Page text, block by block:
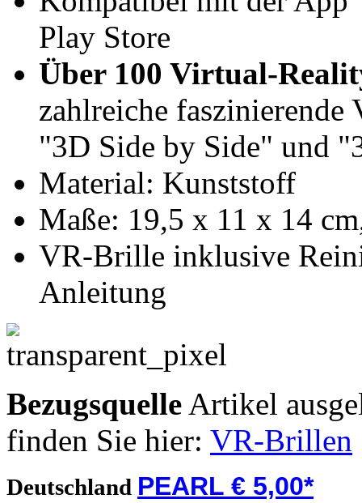
Play Store
Über 100 Virtual-
zahlreiche faszinierende
"3D Side by Side" und
Material: Kunststoff
Maße: 19,5 x 11 x 14
VR-Brille inklusive
Anleitung
Bezugsquelle Artikel
finden Sie hier: VR-Brillen
Deutschland PEARL € 5,00*